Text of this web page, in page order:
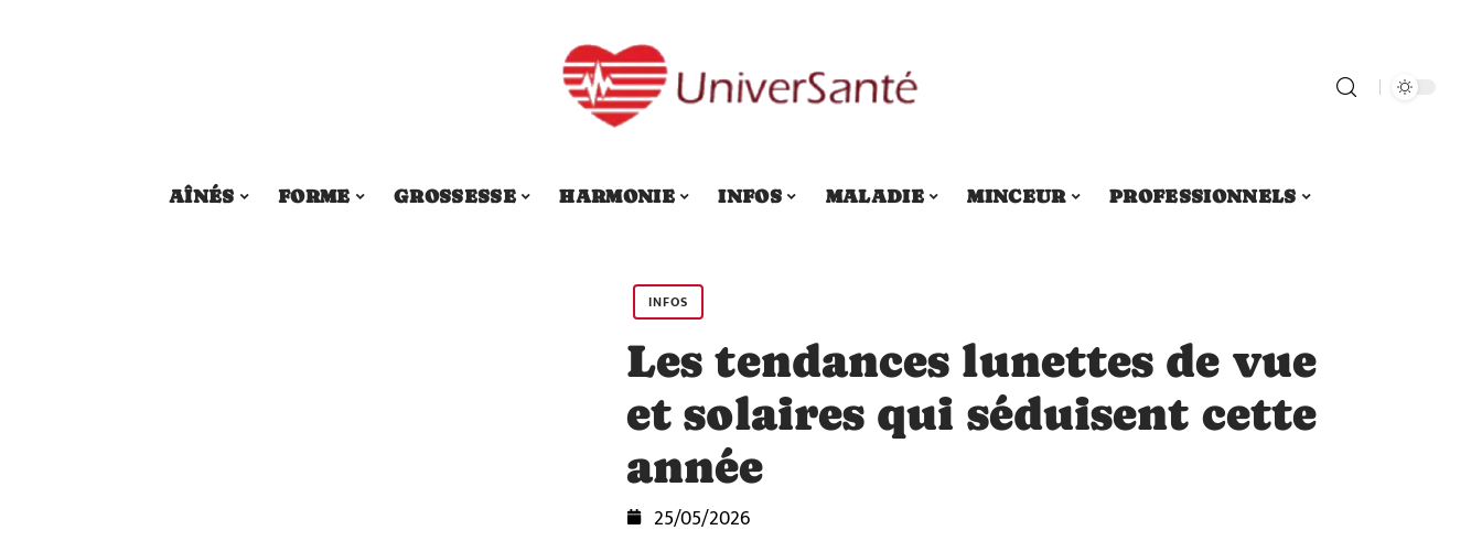
AÎNÉS FORME GROSSESSE HARMONIE INFOS MALADIE MINCEUR PROFESSIONNELS
INFOS
Les tendances lunettes de vue
et solaires qui séduisent cette
année
25/05/2026